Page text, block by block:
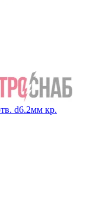
d6.2мм кр.